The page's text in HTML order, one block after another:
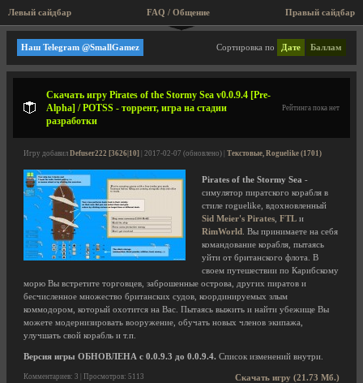
Левый сайдбар Правый сайдбар
FAQ / Общение
Текстовые, Roguelike
Сортировка по Дате Баллам
Наш Telegram @SmallGamez
Скачать игру Pirates of the Stormy Sea v0.0.9.4 [Pre-
Alpha] / POTSS - торрент, игра на стадии
разработки
Рейтинга пока нет
Игру добавил Defuser222 [3626|10] | 2017-02-07 (обновлено) | Текстовые, Roguelike (1701)
Pirates of the Stormy Sea -
симулятор пиратского корабля в
стиле roguelike, вдохновленный
Sid Meier's Pirates FTL и
RimWorld
. Вы принимаете на себя
командование корабля, пытаясь
уйти от британского флота. В
своем путешествии по Карибскому
морю Вы встретите торговцев, заброшенные острова, других пиратов и
бесчисленное множество британских судов, координируемых злым
коммодором, который охотится на Вас. Пытаясь выжить и найти убежище Вы
можете модернизировать вооружение, обучать новых членов экипажа,
улучшать свой корабль и т.п.
Версия игры ОБНОВЛЕНА с 0.0.9.3 до 0.0.9.4. Список изменений внутри.
Скачать игру (21.73 Мб.)
Комментариев: 3 | Просмотров: 5113